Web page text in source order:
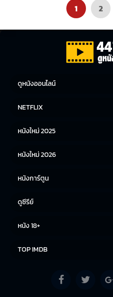
1 2
ดูหนังออนไลน์
หนังญี่ปุ่น
NETFLIX
หนังใหม่ 2025
หนังใหม่ 2026
หนังการ์ตูน
ดูซีรีย์
หนัง 18+
TOP IMDB